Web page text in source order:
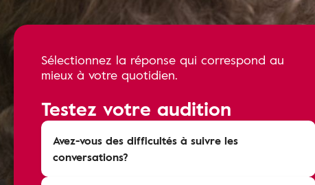
Sélectionnez la réponse qui correspond au
mieux à votre quotidien.
Testez votre audition
Avez-vous des difficultés à suivre les
conversations?